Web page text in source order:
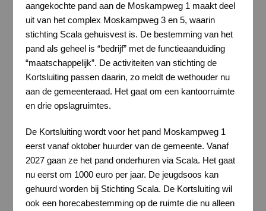
aangekochte pand aan de Moskampweg 1 maakt deel
uit van het complex Moskampweg 3 en 5, waarin
stichting Scala gehuisvest is. De bestemming van het
pand als geheel is “bedrijf” met de functieaanduiding
“maatschappelijk”. De activiteiten van stichting de
Kortsluiting passen daarin, zo meldt de wethouder nu
aan de gemeenteraad. Het gaat om een kantoorruimte
en drie opslagruimtes.
De Kortsluiting wordt voor het pand Moskampweg 1
eerst vanaf oktober huurder van de gemeente. Vanaf
2027 gaan ze het pand onderhuren via Scala. Het gaat
nu eerst om 1000 euro per jaar. De jeugdsoos kan
gehuurd worden bij Stichting Scala. De Kortsluiting wil
ook een horecabestemming op de ruimte die nu alleen